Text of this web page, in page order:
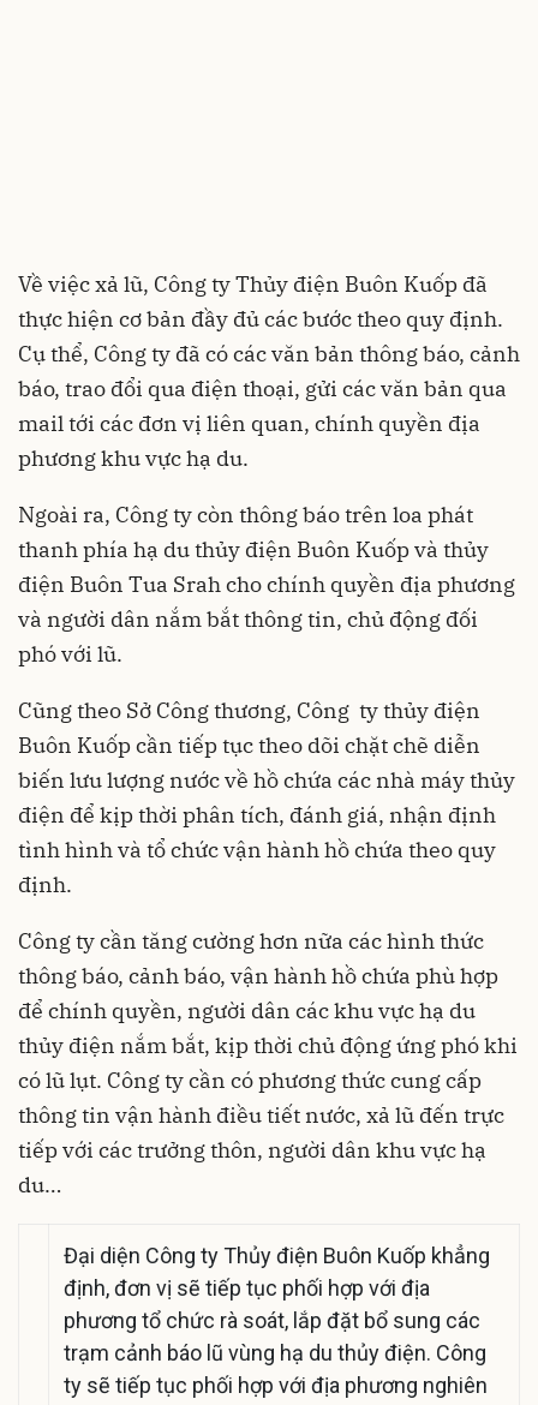
Về việc xả lũ, Công ty Thủy điện Buôn Kuốp đã
thực hiện cơ bản đầy đủ các bước theo quy định.
Cụ thể, Công ty đã có các văn bản thông báo, cảnh
báo, trao đổi qua điện thoại, gửi các văn bản qua
mail tới các đơn vị liên quan, chính quyền địa
phương khu vực hạ du.
Ngoài ra, Công ty còn thông báo trên loa phát
thanh phía hạ du thủy điện Buôn Kuốp và thủy
điện Buôn Tua Srah cho chính quyền địa phương
và người dân nắm bắt thông tin, chủ động đối
phó với lũ.
Cũng theo Sở Công thương, Công ty thủy điện
Buôn Kuốp cần tiếp tục theo dõi chặt chẽ diễn
biến lưu lượng nước về hồ chứa các nhà máy thủy
điện để kịp thời phân tích, đánh giá, nhận định
tình hình và tổ chức vận hành hồ chứa theo quy
định.
Công ty cần tăng cường hơn nữa các hình thức
thông báo, cảnh báo, vận hành hồ chứa phù hợp
để chính quyền, người dân các khu vực hạ du
thủy điện nắm bắt, kịp thời chủ động ứng phó khi
có lũ lụt. Công ty cần có phương thức cung cấp
thông tin vận hành điều tiết nước, xả lũ đến trực
tiếp với các trưởng thôn, người dân khu vực hạ
du…
Đại diện Công ty Thủy điện Buôn Kuốp khẳng
định, đơn vị sẽ tiếp tục phối hợp với địa
phương tổ chức rà soát, lắp đặt bổ sung các
trạm cảnh báo lũ vùng hạ du thủy điện. Công
ty sẽ tiếp tục phối hợp với địa phương nghiên